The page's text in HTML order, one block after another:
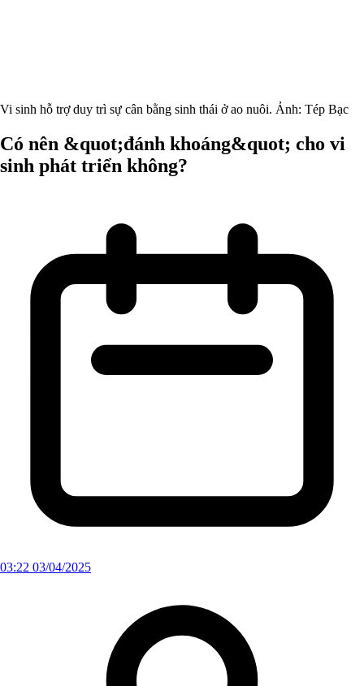
Vi sinh hỗ trợ duy trì sự cân bằng sinh thái ở ao nuôi. Ảnh: Tép Bạc
Có nên &quot;đánh khoáng&quot; cho vi
sinh phát triển không?
03:22 03/04/2025